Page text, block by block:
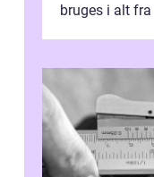
bruges i alt